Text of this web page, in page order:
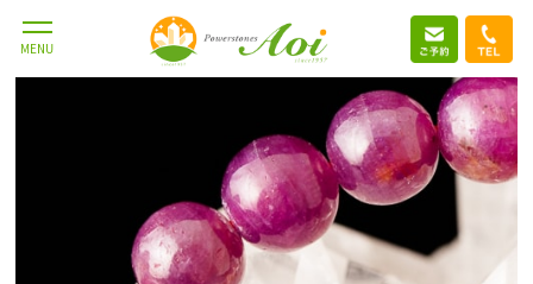
MENU 2017.4.1